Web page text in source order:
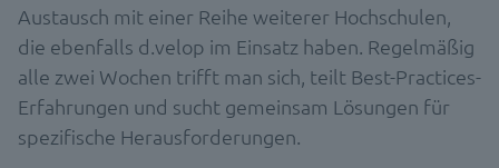
Austausch mit einer Reihe weiterer Hochschulen,
die ebenfalls d.velop im Einsatz haben. Regelmäßig
alle zwei Wochen trifft man sich, teilt Best-Practices-
Erfahrungen und sucht gemeinsam Lösungen für
spezifische Herausforderungen.